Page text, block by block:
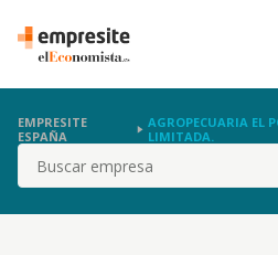
EMPRESITE
ESPAÑA
AGROPECUARIA EL
LIMITADA.
Buscar